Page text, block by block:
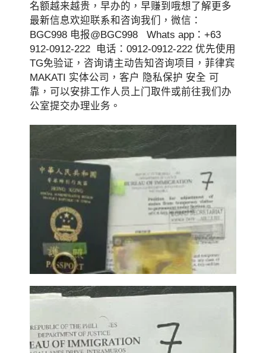
名额越来越贵，早办的，早赚到哦想了解更多
最新信息欢迎联系和咨询我们，微信：
BGC998 电报@BGC998 Whats app：+63
912-0912-222 电话：0912-0912-222 优先使用
TG免验证，咨询请主动告知咨询项目，菲律宾
MAKATI 实体公司，客户 隐私保护 安全 可
靠，可以安排工作人员上门取件或前往我们办
公室提交办理业务。